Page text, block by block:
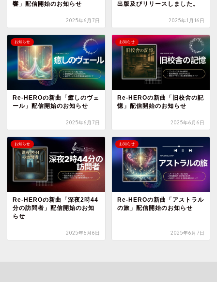
響」配信開始のお知らせ
2025年6月7日
出版及びリリースしました。
2025年1月16日
お知らせ
Re-HEROの新曲「癒しのヴェ
ール」配信開始のお知らせ
2025年6月7日
お知らせ
Re-HEROの新曲「旧校舎の記
憶」配信開始のお知らせ
2025年6月6日
お知らせ
Re-HEROの新曲「深夜2時44
分の訪問者」配信開始のお知
らせ
2025年6月6日
お知らせ
Re-HEROの新曲「アストラル
の旅」配信開始のお知らせ
2025年6月7日